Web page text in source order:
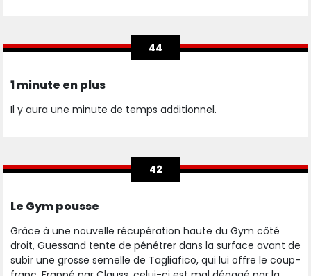
44
1 minute en plus
Il y aura une minute de temps additionnel.
42
Le Gym pousse
Grâce à une nouvelle récupération haute du Gym côté
droit, Guessand tente de pénétrer dans la surface avant de
subir une grosse semelle de Tagliafico, qui lui offre le coup-